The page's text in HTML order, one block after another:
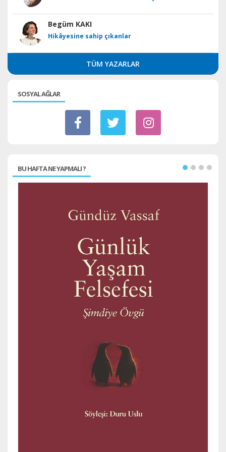
Begüm KAKI
Hikâyesine sahip çıkanlar
TÜM YAZARLAR
SOSYAL AĞLAR
BU HAFTA NE YAPMALI ?